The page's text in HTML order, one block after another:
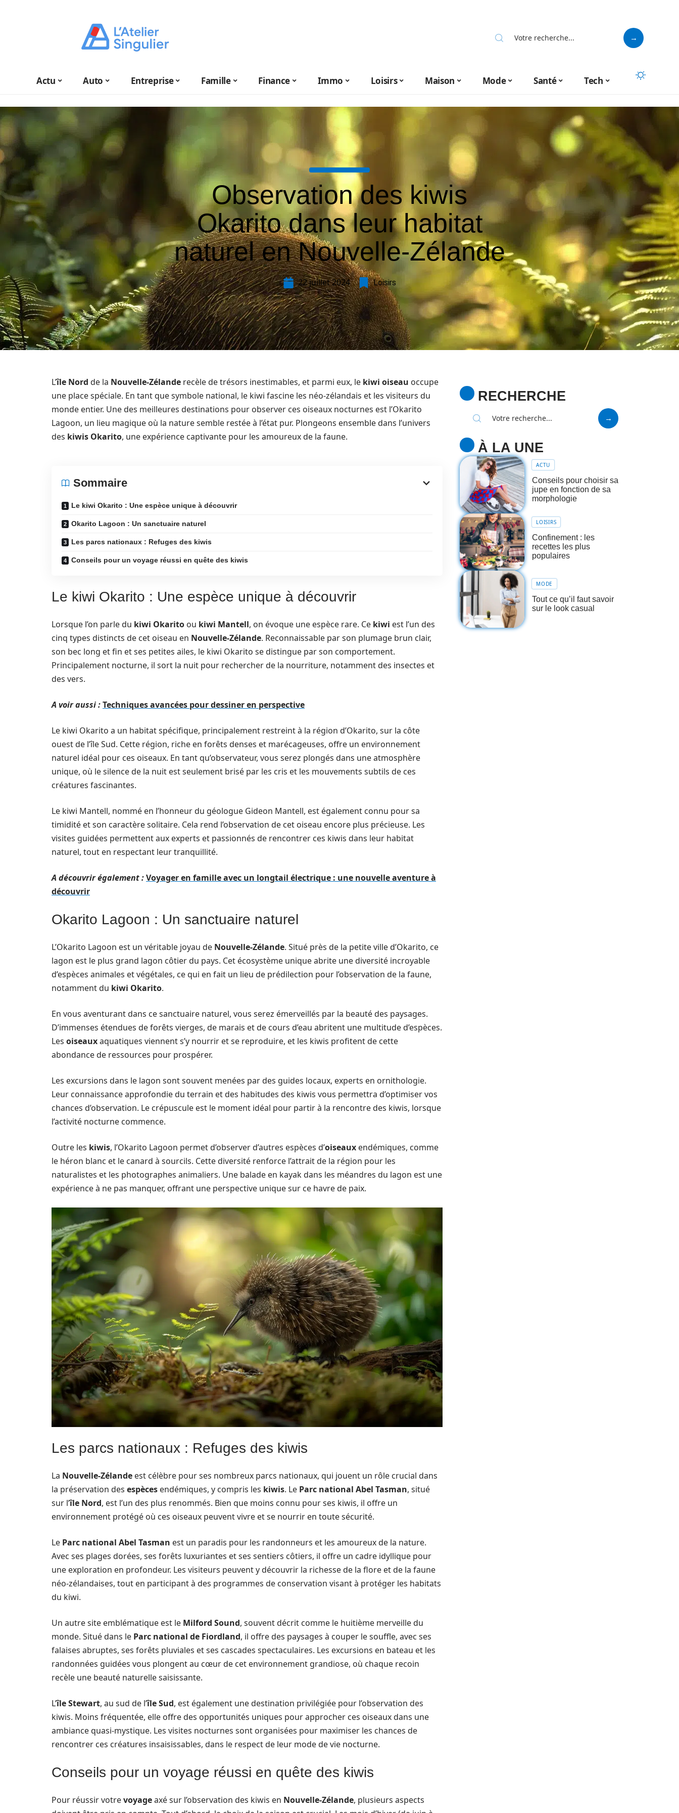
Actu Auto Entreprise Famille Finance Immo Loisirs Maison Mode Santé Tech
Observation des kiwis
Okarito dans leur habitat
naturel en Nouvelle-Zélande
22 juillet 2024 Loisirs
L’île Nord de la Nouvelle-Zélande recèle de trésors inestimables, et parmi eux, le kiwi oiseau occupe
une place spéciale. En tant que symbole national, le kiwi fascine les néo-zélandais et les visiteurs du
monde entier. Une des meilleures destinations pour observer ces oiseaux nocturnes est l’Okarito
Lagoon, un lieu magique où la nature semble restée à l’état pur. Plongeons ensemble dans l’univers
des kiwis Okarito, une expérience captivante pour les amoureux de la faune.
Sommaire
Le kiwi Okarito : Une espèce unique à découvrir
Okarito Lagoon : Un sanctuaire naturel
Les parcs nationaux : Refuges des kiwis
Conseils pour un voyage réussi en quête des kiwis
Le kiwi Okarito : Une espèce unique à découvrir
Lorsque l’on parle du kiwi Okarito ou kiwi Mantell, on évoque une espèce rare. Ce kiwi est l’un des
cinq types distincts de cet oiseau en Nouvelle-Zélande. Reconnaissable par son plumage brun clair,
son bec long et fin et ses petites ailes, le kiwi Okarito se distingue par son comportement.
Principalement nocturne, il sort la nuit pour rechercher de la nourriture, notamment des insectes et
des vers.
A voir aussi :Techniques avancées pour dessiner en perspective
Le kiwi Okarito a un habitat spécifique, principalement restreint à la région d’Okarito, sur la côte
ouest de l’île Sud. Cette région, riche en forêts denses et marécageuses, offre un environnement
naturel idéal pour ces oiseaux. En tant qu’observateur, vous serez plongés dans une atmosphère
unique, où le silence de la nuit est seulement brisé par les cris et les mouvements subtils de ces
créatures fascinantes.
Le kiwi Mantell, nommé en l’honneur du géologue Gideon Mantell, est également connu pour sa
timidité et son caractère solitaire. Cela rend l’observation de cet oiseau encore plus précieuse. Les
visites guidées permettent aux experts et passionnés de rencontrer ces kiwis dans leur habitat
naturel, tout en respectant leur tranquillité.
A découvrir également :Voyager en famille avec un longtail électrique : une nouvelle aventure à
découvrir
Okarito Lagoon : Un sanctuaire naturel
L’Okarito Lagoon est un véritable joyau de Nouvelle-Zélande. Situé près de la petite ville d’Okarito, ce
lagon est le plus grand lagon côtier du pays. Cet écosystème unique abrite une diversité incroyable
d’espèces animales et végétales, ce qui en fait un lieu de prédilection pour l’observation de la faune,
notamment du kiwi Okarito.
En vous aventurant dans ce sanctuaire naturel, vous serez émerveillés par la beauté des paysages.
D’immenses étendues de forêts vierges, de marais et de cours d’eau abritent une multitude d’espèces.
Les oiseauxaquatiques viennent s’y nourrir et se reproduire, et les kiwis profitent de cette
abondance de ressources pour prospérer.
Les excursions dans le lagon sont souvent menées par des guides locaux, experts en ornithologie.
Leur connaissance approfondie du terrain et des habitudes des kiwis vous permettra d’optimiser vos
chances d’observation. Le crépuscule est le moment idéal pour partir à la rencontre des kiwis, lorsque
l’activité nocturne commence.
Outre les kiwis, l’Okarito Lagoon permet d’observer d’autres espèces d’oiseaux endémiques, comme
le héron blanc et le canard à sourcils. Cette diversité renforce l’attrait de la région pour les
naturalistes et les photographes animaliers. Une balade en kayak dans les méandres du lagon est une
expérience à ne pas manquer, offrant une perspective unique sur ce havre de paix.
Les parcs nationaux : Refuges des kiwis
La Nouvelle-Zélande est célèbre pour ses nombreux parcs nationaux, qui jouent un rôle crucial dans
la préservation des espèces endémiques, y compris les kiwis. Le Parc national Abel Tasman, situé
sur l’île Nord, est l’un des plus renommés. Bien que moins connu pour ses kiwis, il offre un
environnement protégé où ces oiseaux peuvent vivre et se nourrir en toute sécurité.
Le Parc national Abel Tasman est un paradis pour les randonneurs et les amoureux de la nature.
Avec ses plages dorées, ses forêts luxuriantes et ses sentiers côtiers, il offre un cadre idyllique pour
une exploration en profondeur. Les visiteurs peuvent y découvrir la richesse de la flore et de la faune
néo-zélandaises, tout en participant à des programmes de conservation visant à protéger les habitats
du kiwi.
Un autre site emblématique est le Milford Sound, souvent décrit comme le huitième merveille du
monde. Situé dans le Parc national de Fiordland, il offre des paysages à couper le souffle, avec ses
falaises abruptes, ses forêts pluviales et ses cascades spectaculaires. Les excursions en bateau et les
randonnées guidées vous plongent au cœur de cet environnement grandiose, où chaque recoin
recèle une beauté naturelle saisissante.
L’île Stewart, au sud de l’île Sud, est également une destination privilégiée pour l’observation des
kiwis. Moins fréquentée, elle offre des opportunités uniques pour approcher ces oiseaux dans une
ambiance quasi-mystique. Les visites nocturnes sont organisées pour maximiser les chances de
rencontrer ces créatures insaisissables, dans le respect de leur mode de vie nocturne.
Conseils pour un voyage réussi en quête des kiwis
Pour réussir votrevoyageaxé sur l’observation des kiwis en Nouvelle-Zélande, plusieurs aspects
RECHERCHE
À LA UNE
ACTU
Conseils pour choisir sa
jupe en fonction de sa
morphologie
LOISIRS
Confinement : les
recettes les plus
populaires
MODE
Tout ce qu’il faut savoir
sur le look casual